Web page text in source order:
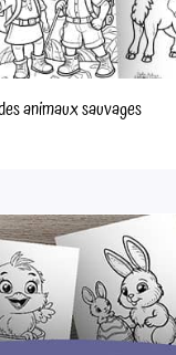
animaux sauvages